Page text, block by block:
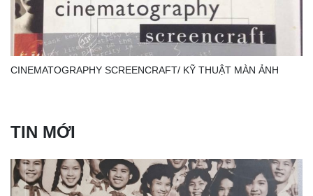
CINEMATOGRAPHY SCREENCRAFT/ KỸ THUẬT MÀN ẢNH
TIN MỚI